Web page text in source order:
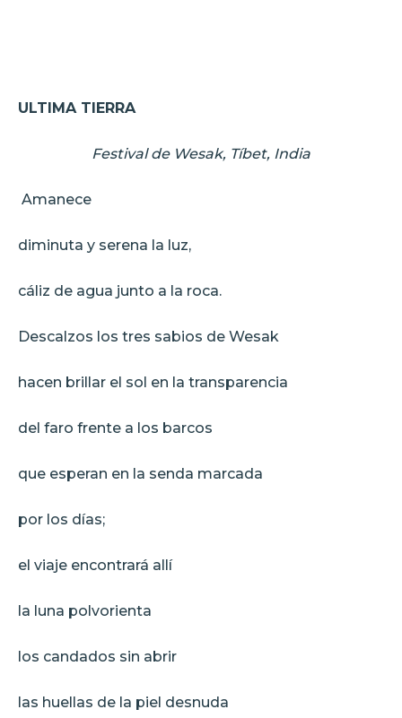
ULTIMA TIERRA
Festival de Wesak, Tíbet, India
Amanece
diminuta y serena la luz,
cáliz de agua junto a la roca.
Descalzos los tres sabios de Wesak
hacen brillar el sol en la transparencia
del faro frente a los barcos
que esperan en la senda marcada
por los días;
el viaje encontrará allí
la luna polvorienta
los candados sin abrir
las huellas de la piel desnuda